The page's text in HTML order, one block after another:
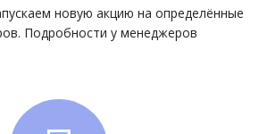
новую акцию на определённые
Подробности у менеджеров